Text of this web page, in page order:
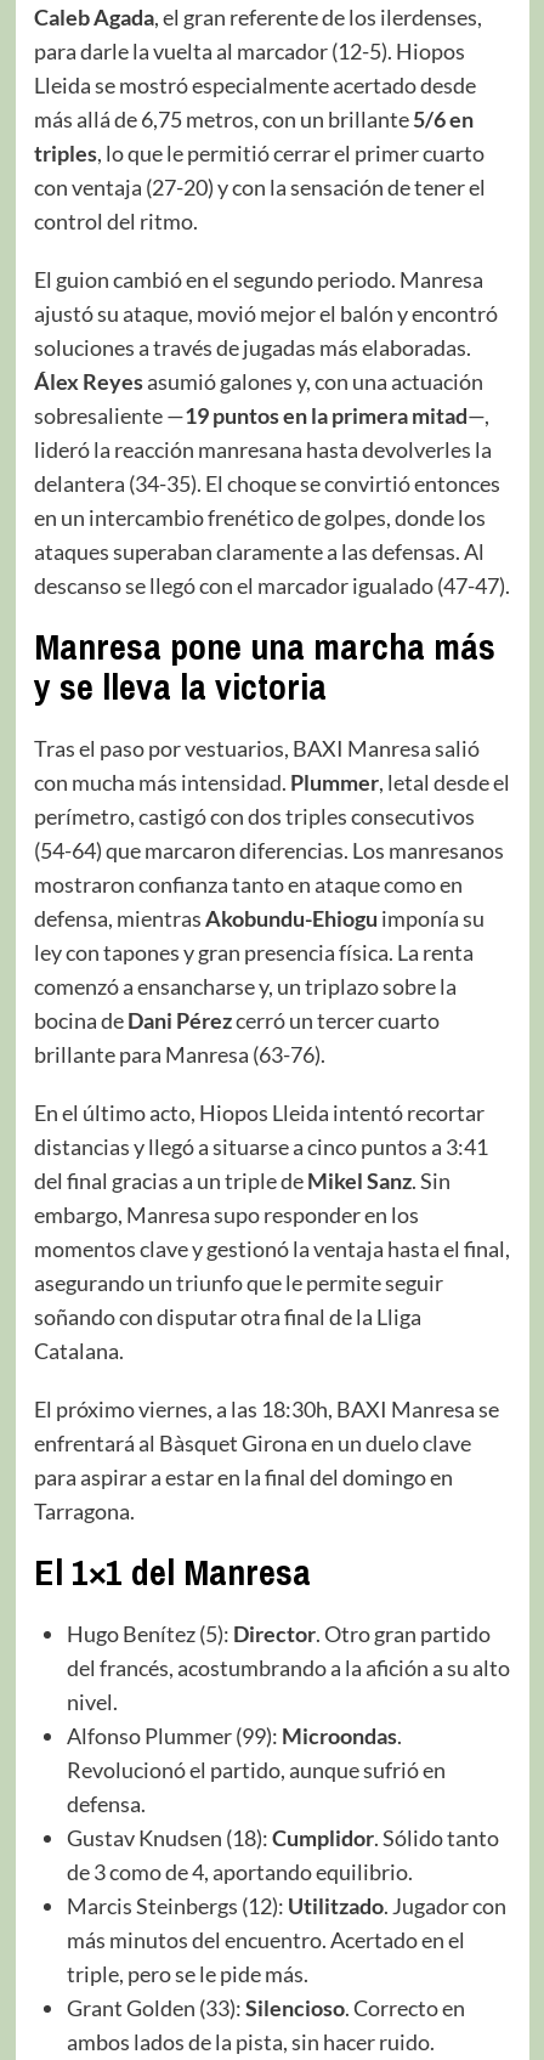
Caleb Agada, el gran referente de los ilerdenses,
para darle la vuelta al marcador (12-5). Hiopos
Lleida se mostró especialmente acertado desde
más allá de 6,75 metros, con un brillante5/6 en
triples, lo que le permitió cerrar el primer cuarto
con ventaja (27-20) y con la sensación de tener el
control del ritmo.
El guion cambió en el segundo periodo. Manresa
ajustó su ataque, movió mejor el balón y encontró
soluciones a través de jugadas más elaboradas.
Álex Reyesasumió galones y, con una actuación
sobresaliente —19 puntos en la primera mitad—,
lideró la reacción manresana hasta devolverles la
delantera (34-35). El choque se convirtió entonces
en un intercambio frenético de golpes, donde los
ataques superaban claramente a las defensas. Al
descanso se llegó con el marcador igualado (47-47).
Manresa pone una marcha más
y se lleva la victoria
Tras el paso por vestuarios, BAXI Manresa salió
con mucha más intensidad. Plummer, letal desde el
perímetro, castigó con dos triples consecutivos
(54-64) que marcaron diferencias. Los manresanos
mostraron confianza tanto en ataque como en
defensa, mientrasAkobundu-Ehiogu imponía su
ley con tapones y gran presencia física. La renta
comenzó a ensancharse y, un triplazo sobre la
bocina deDani Pérezcerró un tercer cuarto
brillante para Manresa (63-76).
En el último acto, Hiopos Lleida intentó recortar
distancias y llegó a situarse a cinco puntos a 3:41
del final gracias a un triple deMikel Sanz. Sin
embargo, Manresa supo responder en los
momentos clave y gestionó la ventaja hasta el final,
asegurando un triunfo que le permite seguir
soñando con disputar otra final de la Lliga
Catalana.
El próximo viernes, a las 18:30h, BAXI Manresa se
enfrentará al Bàsquet Girona en un duelo clave
para aspirar a estar en la final del domingo en
Tarragona.
El 1×1 del Manresa
Hugo Benítez (5): Director. Otro gran partido
del francés, acostumbrando a la afición a su alto
nivel.
Alfonso Plummer (99): Microondas.
Revolucionó el partido, aunque sufrió en
defensa.
Gustav Knudsen (18):Cumplidor. Sólido tanto
de 3 como de 4, aportando equilibrio.
Marcis Steinbergs (12): Utilitzado. Jugador con
más minutos del encuentro. Acertado en el
triple, pero se le pide más.
Grant Golden (33):Silencioso. Correcto en
ambos lados de la pista, sin hacer ruido.